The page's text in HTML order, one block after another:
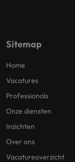
Sitemap
Home
Vacatures
Professionals
Onze diensten
Inzichten
Over ons
Vacatureoverzicht